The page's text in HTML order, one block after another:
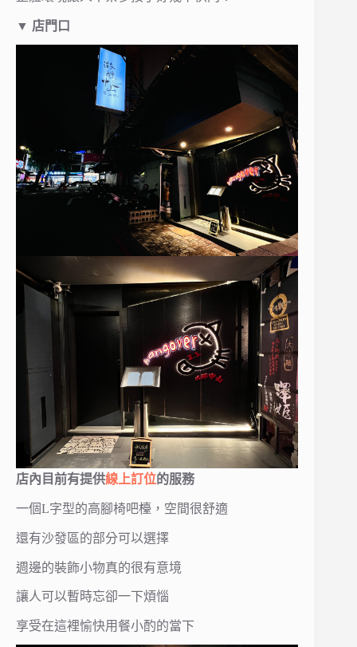
▼ 店門口
店內目前有提供線上訂位的服務
一個L字型的高腳椅吧檯，空間很舒適
還有沙發區的部分可以選擇
週邊的裝飾小物真的很有意境
讓人可以暫時忘卻一下煩惱
享受在這裡愉快用餐小酌的當下